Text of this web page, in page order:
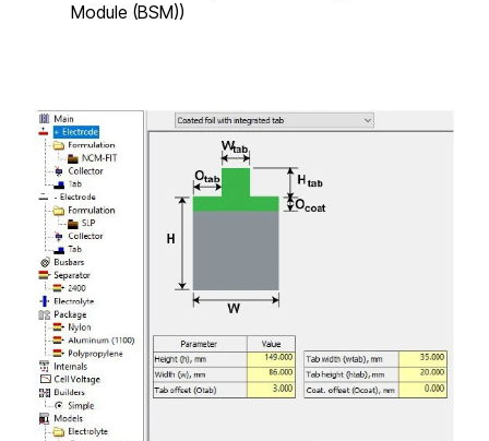
Module (BSM))